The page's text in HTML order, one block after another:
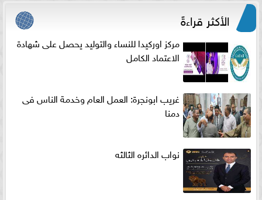
الأكثر قراءةً
مركز اوركيدا للنساء والتوليد يحصل على شهادة
الاعتماد الكامل
غريب ابونجرة: العمل العام وخدمة الناس فى
دمنا
نواب الدائره الثالثه